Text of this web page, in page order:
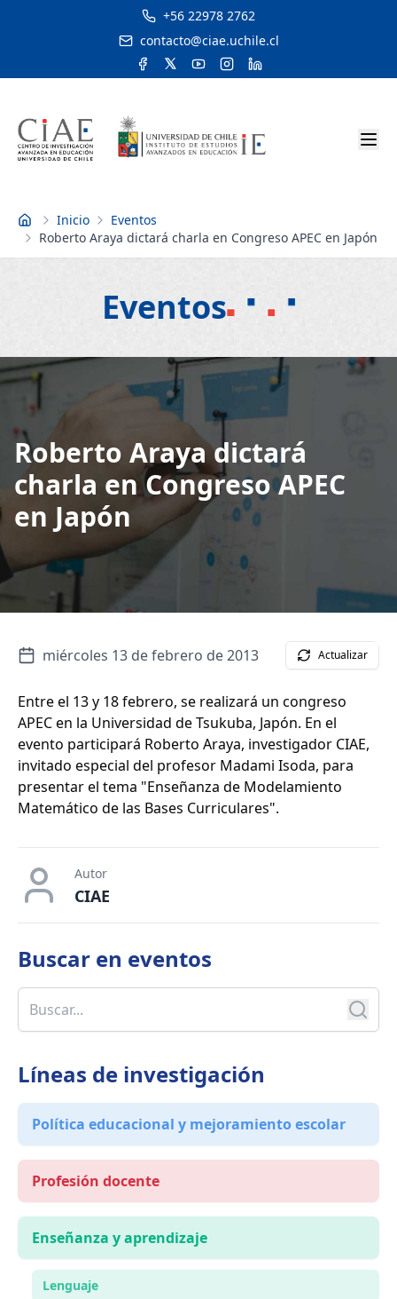
+56 22978 2762
contacto@ciae.uchile.cl
Inicio Inicio
Eventos
Roberto Araya dictará charla en Congreso APEC en Japón
Eventos
Roberto Araya dictará
charla en Congreso APEC
en Japón
miércoles 13 de febrero de 2013 Actualizar
Entre el 13 y 18 febrero, se realizará un congreso
APEC en la Universidad de Tsukuba, Japón. En el
evento participará Roberto Araya, investigador CIAE,
invitado especial del profesor Madami Isoda, para
presentar el tema "Enseñanza de Modelamiento
Matemático de las Bases Curriculares".
Autor
CIAE
Buscar en eventos
Líneas de investigación
Política educacional y mejoramiento escolar
Profesión docente
Enseñanza y aprendizaje
Lenguaje